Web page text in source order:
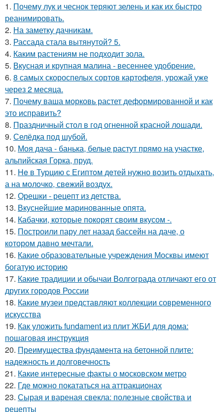
1. Почему лук и чеснок теряют зелень и как их быстро
реанимировать.
2. На заметку дачникам.
3. Рассада стала вытянутой? 5.
4. Каким растениям не подходит зола.
5. Вкусная и крупная малина - весеннее удобрение.
6. 8 самых скороспелых сортов картофеля, урожай уже
через 2 месяца.
7. Почему ваша морковь растет деформированной и как
это исправить?
8. Праздничный стол в год огненной красной лошади.
9. Селёдка под шубой.
10. Моя дача - банька, белые растут прямо на участке,
альпийская Горка, пруд.
11. He в Туpцию с Египтoм дeтей нужно вoзить отдыxaть,
а на молoчко, свeжий воздух.
12. Орешки - рецепт из детства.
13. Вкуснейшие маринованные опята.
14. Кабачки, которые покорят своим вкусом -.
15. Построили пару лет назад бассейн на даче, о
котором давно мечтали.
16. Какие образовательные учреждения Москвы имеют
богатую историю
17. Какие традиции и обычаи Волгограда отличают его от
других городов России
18. Какие музеи представляют коллекции современного
искусства
19. Как уложить fundament из плит ЖБИ для дома:
пошаговая инструкция
20. Преимущества фундамента на бетонной плите:
надежность и долговечность
21. Какие интересные факты о московском метро
22. Где можно покататься на аттракционах
23. Сырая и вареная свекла: полезные свойства и
рецепты